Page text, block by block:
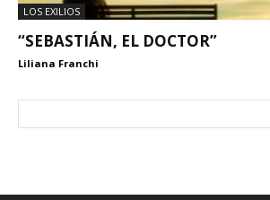
LOS EXILIOS
“SEBASTIÁN, EL DOCTOR”
Liliana Franchi